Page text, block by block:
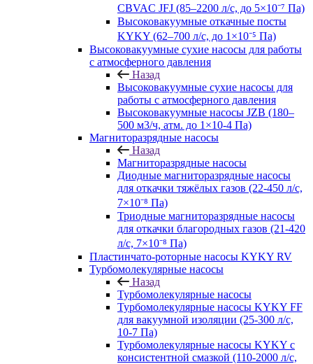
CBVAC JFJ (85–2200 л/с, до 5×10⁻⁷ Па)
Высоковакуумные откачные посты
KYKY (62–700 л/с, до 1×10⁻⁵ Па)
Высоковакуумные сухие насосы для работы
с атмосферного давления
Назад
Высоковакуумные сухие насосы для
работы с атмосферного давления
Высоковакуумные насосы JZB (180–
500 м3/ч, атм. до 1×10-4 Па)
Магниторазрядные насосы
Назад
Магниторазрядные насосы
Диодные магниторазрядные насосы
для откачки тяжёлых газов (22-450 л/с,
7×10⁻⁸ Па)
Триодные магниторазрядные насосы
для откачки благородных газов (21-420
л/с, 7×10⁻⁸ Па)
Пластинчато-роторные насосы KYKY RV
Турбомолекулярные насосы
Назад
Турбомолекулярные насосы
Турбомолекулярные насосы KYKY FF
для вакуумной изоляции (25-300 л/с,
10-7 Па)
Турбомолекулярные насосы KYKY с
консистентной смазкой (110-2000 л/с,